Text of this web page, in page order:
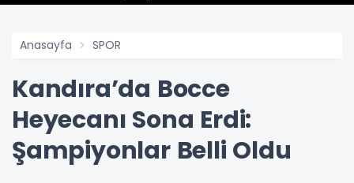
Anasayfa SPOR
Kandıra’da Bocce
Heyecanı Sona Erdi:
Şampiyonlar Belli Oldu